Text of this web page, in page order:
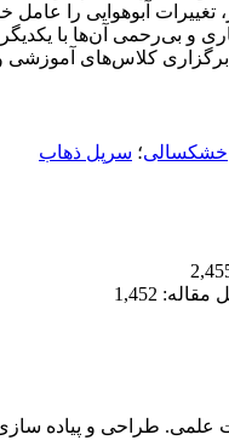
تغییرات آب­وهوایی را
و بی‌رحمی آن‌ها با
با برگزاری کلاس‌های
خشکسالی؛ سرپل ذهاب
1,452
علمی. طراحی و پیاده